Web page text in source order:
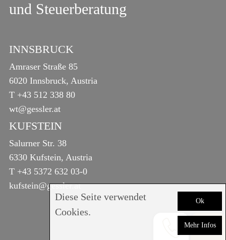
Ok
Mehr Infos
Diese Seite verwendet
Cookies.
und Steuerberatung
INNSBRUCK
Amraser Straße 85
6020 Innsbruck, Austria
T +43 512 338 80
wt@gessler.at
KUFSTEIN
Salurner Str. 38
6330 Kufstein, Austria
T +43 5372 632 03-0
kufstein@gessler.at